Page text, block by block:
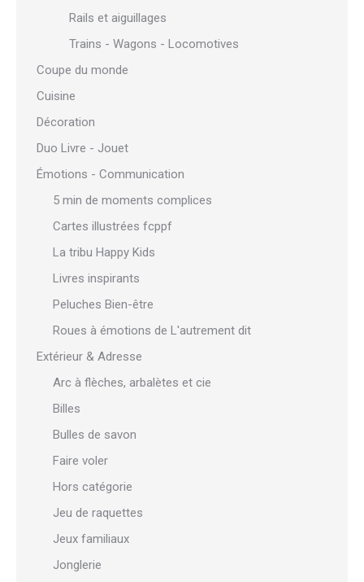
Rails et aiguillages
Trains - Wagons - Locomotives
Coupe du monde
Cuisine
Décoration
Duo Livre - Jouet
Émotions - Communication
5 min de moments complices
Cartes illustrées fcppf
La tribu Happy Kids
Livres inspirants
Peluches Bien-être
Roues à émotions de L'autrement dit
Extérieur & Adresse
Arc à flèches, arbalètes et cie
Billes
Bulles de savon
Faire voler
Hors catégorie
Jeu de raquettes
Jeux familiaux
Jonglerie